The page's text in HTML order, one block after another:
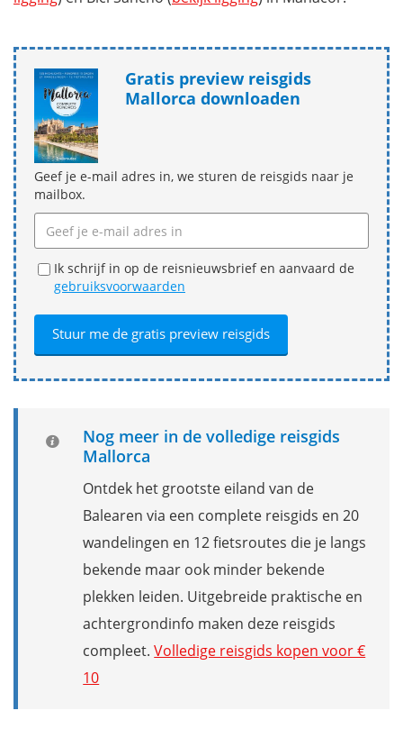
Gratis preview reisgids
Mallorca downloaden
Geef je e-mail adres in, we sturen de reisgids naar je
mailbox.
Ik schrijf in op de reisnieuwsbrief en aanvaard de
gebruiksvoorwaarden
Nog meer in de volledige reisgids
Mallorca
Ontdek het grootste eiland van de
Balearen via een complete reisgids en 20
wandelingen en 12 fietsroutes die je langs
bekende maar ook minder bekende
plekken leiden. Uitgebreide praktische en
achtergrondinfo maken deze reisgids
compleet.Volledige reisgids kopen voor €
10